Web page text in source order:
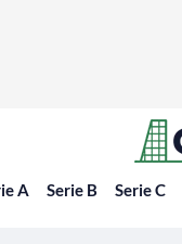
A Serie B Serie C